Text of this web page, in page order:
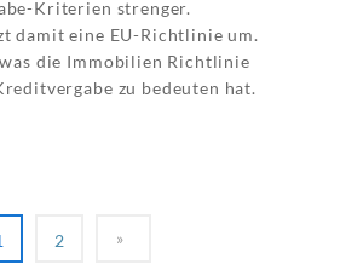
Kriterien strenger.
damit eine EU-Richtlinie um.
was die Immobilien Richtlinie
zu bedeuten hat.
2